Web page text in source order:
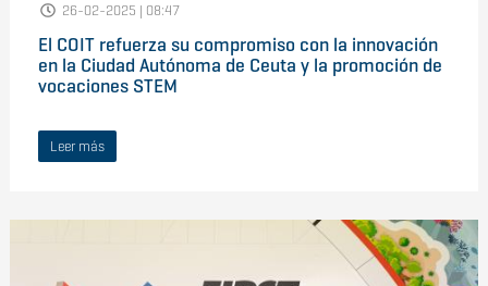
26-02-2025 | 08:47
El COIT refuerza su compromiso con la innovación
en la Ciudad Autónoma de Ceuta y la promoción de
vocaciones STEM
Leer más